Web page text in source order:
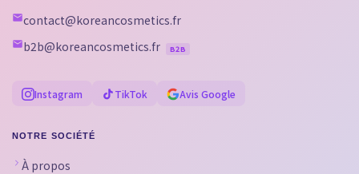
contact@koreancosmetics.fr
b2b@koreancosmetics.fr
B2B
Instagram TikTok Avis Google
NOTRE SOCIÉTÉ
À propos